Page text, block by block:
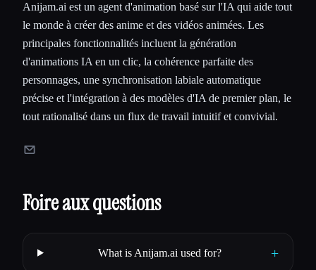
Anijam.ai est un agent d'animation basé sur l'IA qui aide tout
le monde à créer des anime et des vidéos animées. Les
principales fonctionnalités incluent la génération
d'animations IA en un clic, la cohérence parfaite des
personnages, une synchronisation labiale automatique
précise et l'intégration à des modèles d'IA de premier plan, le
tout rationalisé dans un flux de travail intuitif et convivial.
Foire aux questions
What is Anijam.ai used for? +